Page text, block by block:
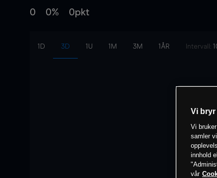
0 0% 0pkt
1D 3D 1U 1M 3M 1ÅR Intervall:
Vi
Vi
samler
innhold
vår